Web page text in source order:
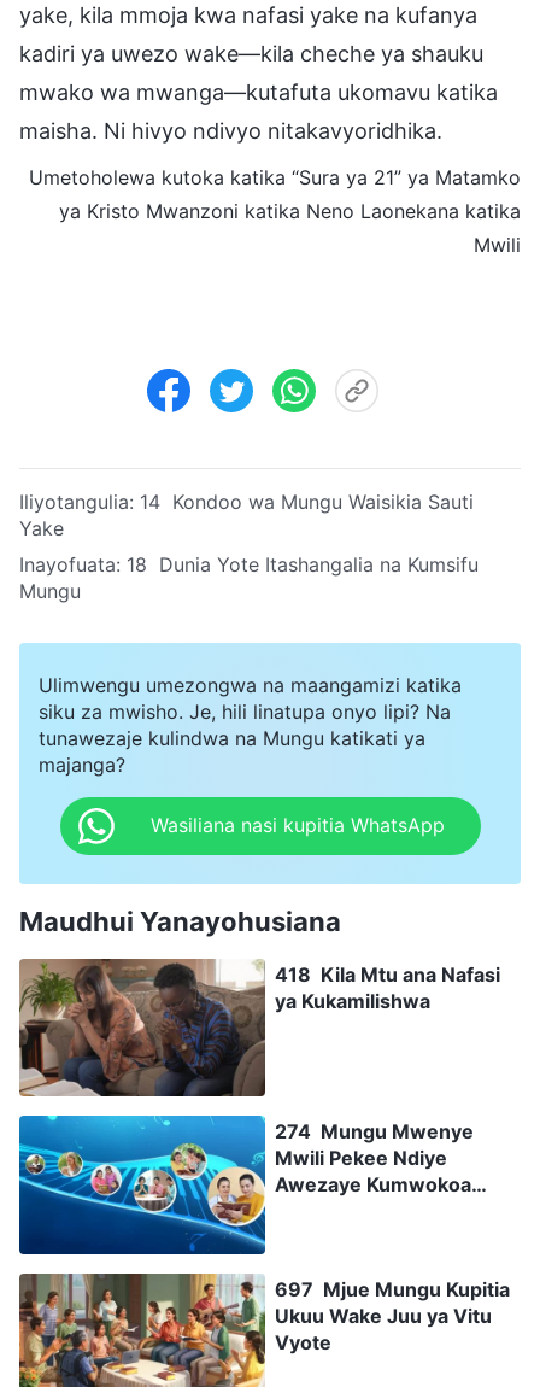
yake, kila mmoja kwa nafasi yake na kufanya
kadiri ya uwezo wake—kila cheche ya shauku
mwako wa mwanga—kutafuta ukomavu katika
maisha. Ni hivyo ndivyo nitakavyoridhika.
Umetoholewa kutoka katika “Sura ya 21” ya Matamko
ya Kristo Mwanzoni katika Neno Laonekana katika
Mwili
Iliyotangulia: 14 Kondoo wa Mungu Waisikia Sauti
Yake
Inayofuata: 18 Dunia Yote Itashangalia na Kumsifu
Mungu
Ulimwengu umezongwa na maangamizi katika
siku za mwisho. Je, hili linatupa onyo lipi? Na
tunawezaje kulindwa na Mungu katikati ya
majanga?
Wasiliana nasi kupitia WhatsApp
Maudhui Yanayohusiana
418 Kila Mtu ana Nafasi
ya Kukamilishwa
274 Mungu Mwenye
Mwili Pekee Ndiye
Awezaye Kumwokoa
697 Mjue Mungu Kupitia
Ukuu Wake Juu ya Vitu
Vyote